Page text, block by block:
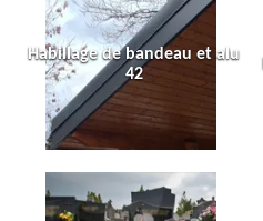
Habillage de bandeau et alu
42